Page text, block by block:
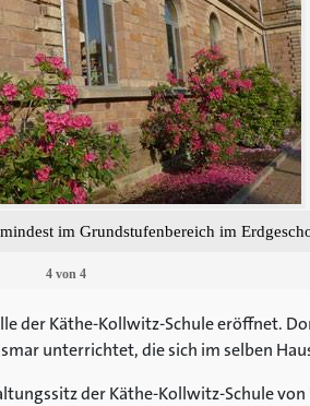
im Grundstufenbereich im
4von 4
der Käthe-Kollwitz-Schule eröffnet.
unterrichtet, die sich im selben
der Käthe-Kollwitz-Schule von